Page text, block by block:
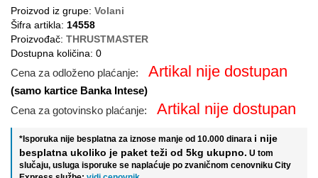
Proizvod iz grupe: Volani
Šifra artikla: 14558
Proizvođač: THRUSTMASTER
Dostupna količina: 0
Cena za odloženo plaćanje: Artikal nije dostupan
(samo kartice Banka Intese)
Cena za gotovinsko plaćanje:
Artikal nije dostupan
*Isporuka nije besplatna za iznose manje od 10.000 dinara i nije
besplatna ukoliko je paket teži od 5kg ukupno. U tom
slučaju, usluga isporuke se naplaćuje po zvaničnom cenovniku City